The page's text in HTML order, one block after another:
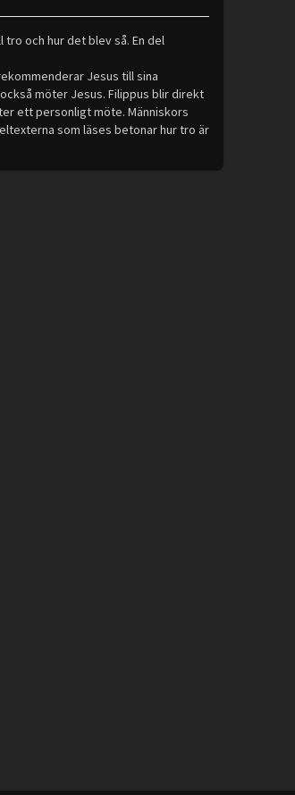
tro och hur det blev så. En del
Jesus till sina
möter Jesus. Filippus blir direkt
ett personligt möte. Människors
som läses betonar hur tro är